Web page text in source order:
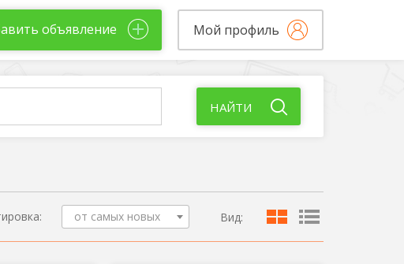
объявление Мой профиль
НАЙТИ
от самых новых Вид: